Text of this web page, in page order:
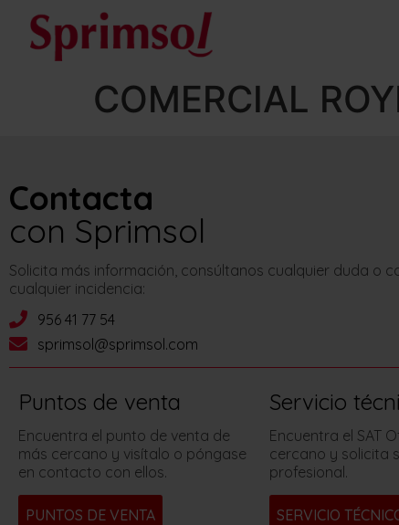
COMERCIAL
Contacta
con Sprimsol
Solicita más información, consúltanos cualquier duda o
cualquier incidencia:
956 41 77 54
sprimsol@sprimsol.com
Puntos de venta
Encuentra el punto de venta de
más cercano y visítalo o póngase
en contacto con ellos.
PUNTOS DE VENTA
Servicio
Encuentra el SAT
cercano y solicita
profesional.
SERVICIO